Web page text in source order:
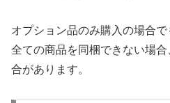
オプション品のみ購入の場合で
全ての商品を同梱できない場
合があります。